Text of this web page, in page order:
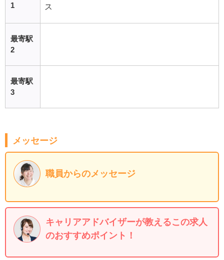
1
ス
最寄駅
2
最寄駅
3
メッセージ
職員からのメッセージ
キャリアアドバイザーが教えるこの求人
のおすすめポイント！